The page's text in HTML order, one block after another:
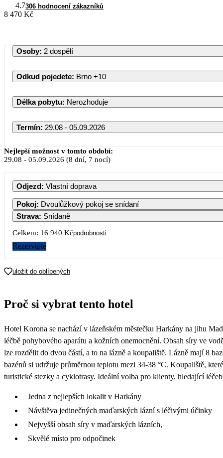
4.7306 hodnocení zákazníků
8 470 Kč
Osoby: 2 dospělí
Odkud pojedete: Brno +10
Délka pobytu: Nerozhoduje
Termín: 29.08 - 05.09.2026
Nejlepší možnost v tomto období:
29.08 - 05.09.2026 (8 dní, 7 nocí)
Odjezd: Vlastní doprava
Pokoj: Dvoulůžkový pokoj se snídaní
Strava: Snídaně
Celkem: 16 940 Kčpodrobnosti
Rezervujte
uložit do oblíbených
Proč si vybrat tento hotel
Hotel Korona se nachází v lázeňském městečku Harkány na jihu
léčbě pohybového aparátu a kožních onemocnění. Obsah síry ve
lze rozdělit do dvou částí, a to na lázně a koupaliště. Lázně mají 8
bazénů si udržuje průměrnou teplotu mezi 34-38 °C. Koupaliště,
turistické stezky a cyklotrasy. Ideální volba pro klienty, hledající
Jedna z nejlepších lokalit v Harkány
Návštěva jedinečných maďarských lázní s léčivými účinky
Nejvyšší obsah síry v maďarských lázních,
Skvělé místo pro odpočinek